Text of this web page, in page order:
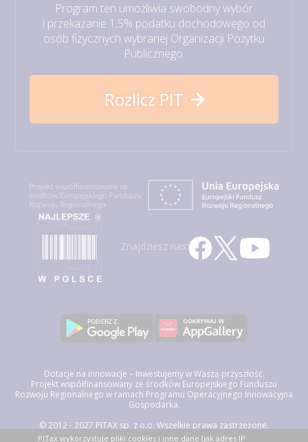
Program ten umożliwia swobodny wybór
i przekazanie 1,5% podatku dochodowego od
osób fizycznych wybranej Organizacji Pożytku
Publicznego.
Rozlicz PIT
Znajdziesz nas:
Dotacje na innowacje – Inwestujemy w Waszą przyszłość.
Projekt współfinansowany ze środków Europejskiego Funduszu
Rozwoju Regionalnego w ramach Programu Operacyjnego Innowacyjna
Gospodarka.
© 2012 - 2027 PITAX sp. z o.o. Wszelkie prawa zastrzeżone.
Korzystając z niniejszego serwisu akceptujeszRegulamin Świadczenia
PITax wykorzystuje pliki cookies i inne dane (jak adres IP